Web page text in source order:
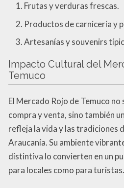
Frutas y verduras frescas.
Productos de carnicería y
Artesanías y souvenirs
Impacto Cultural del
Temuco
El Mercado Rojo de Temuco no
compra y venta, sino también
refleja la vida y las tradiciones
Araucanía. Su ambiente
distintiva lo convierten en un
para locales como para turistas.